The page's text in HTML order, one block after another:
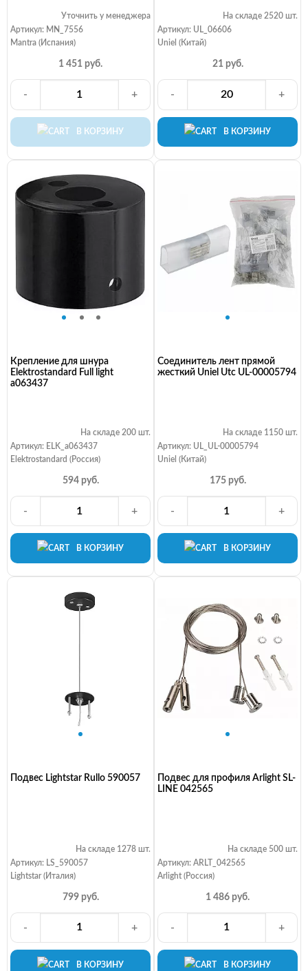
Уточнить у менеджера
Артикул: MN_7556
Mantra (Испания)
1 451 руб.
В КОРЗИНУ
- +
На складе 2520 шт.
Артикул: UL_06606
Uniel (Китай)
21 руб.
В КОРЗИНУ
- +
Крепление для шнура
Elektrostandard Full light
a063437
На складе 200 шт.
Артикул: ELK_a063437
Elektrostandard (Россия)
594 руб.
В КОРЗИНУ
- +
Соединитель лент прямой
жесткий Uniel Utc UL-00005794
На складе 1150 шт.
Артикул: UL_UL-00005794
Uniel (Китай)
175 руб.
В КОРЗИНУ
- +
Подвес Lightstar Rullo 590057
На складе 1278 шт.
Артикул: LS_590057
Lightstar (Италия)
799 руб.
В КОРЗИНУ
- +
Подвес для профиля Arlight SL-
LINE 042565
На складе 500 шт.
Артикул: ARLT_042565
Arlight (Россия)
1 486 руб.
В КОРЗИНУ
- +